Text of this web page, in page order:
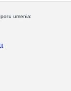
umenia: